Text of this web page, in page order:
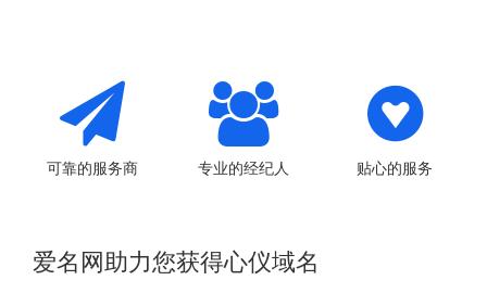
可靠的服务商 专业的经纪人 贴心的服务
爱名网助力您获得心仪域名